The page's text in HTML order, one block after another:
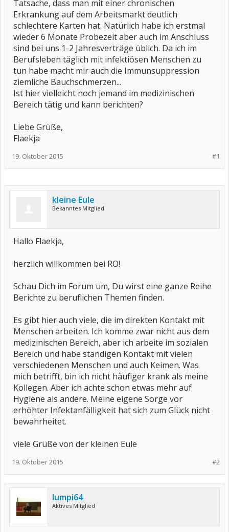
Tatsache, dass man mit einer chronischen
Erkrankung auf dem Arbeitsmarkt deutlich
schlechtere Karten hat. Natürlich habe ich erstmal
wieder 6 Monate Probezeit aber auch im Anschluss
sind bei uns 1-2 Jahresverträge üblich. Da ich im
Berufsleben täglich mit infektiösen Menschen zu
tun habe macht mir auch die Immunsuppression
ziemliche Bauchschmerzen...
Ist hier vielleicht noch jemand im medizinischen
Bereich tätig und kann berichten?
Liebe Grüße,
Flaekja
#1
19. Oktober 2015
kleine Eule
Bekanntes Mitglied
Hallo Flaekja,
herzlich willkommen bei RO!
Schau Dich im Forum um, Du wirst eine ganze Reihe
Berichte zu beruflichen Themen finden.
Es gibt hier auch viele, die im direkten Kontakt mit
Menschen arbeiten. Ich komme zwar nicht aus dem
medizinischen Bereich, aber ich arbeite im sozialen
Bereich und habe ständigen Kontakt mit vielen
verschiedenen Menschen und auch Keimen. Was
mich betrifft, bin ich nicht häufiger krank als meine
Kollegen. Aber ich achte schon etwas mehr auf
Hygiene als andere. Meine eigene Sorge vor
erhöhter Infektanfälligkeit hat sich zum Glück nicht
bewahrheitet.
viele Grüße von der kleinen Eule
#2
19. Oktober 2015
lumpi64
Aktives Mitglied